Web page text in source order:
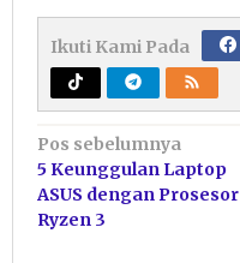
Ikuti Kami Pada
Navigasi
pos
Pos sebelumnya
5 Keunggulan Laptop
ASUS dengan Prosesor
Ryzen 3